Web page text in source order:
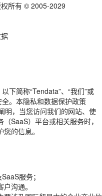
权所有 © 2005-2029
下简称“Tendata”、“我们”或
。本隐私和数据保护政策
明，当您访问我们的网站、使
SaaS）平台或相关服务时，
的信息。
服务；
沟通。